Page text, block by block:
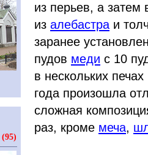
из перьев, а затем
из алебастра и
заранее
пудов меди с 10
в нескольких
года произошла
сложная
раз, кроме меча,
(95)